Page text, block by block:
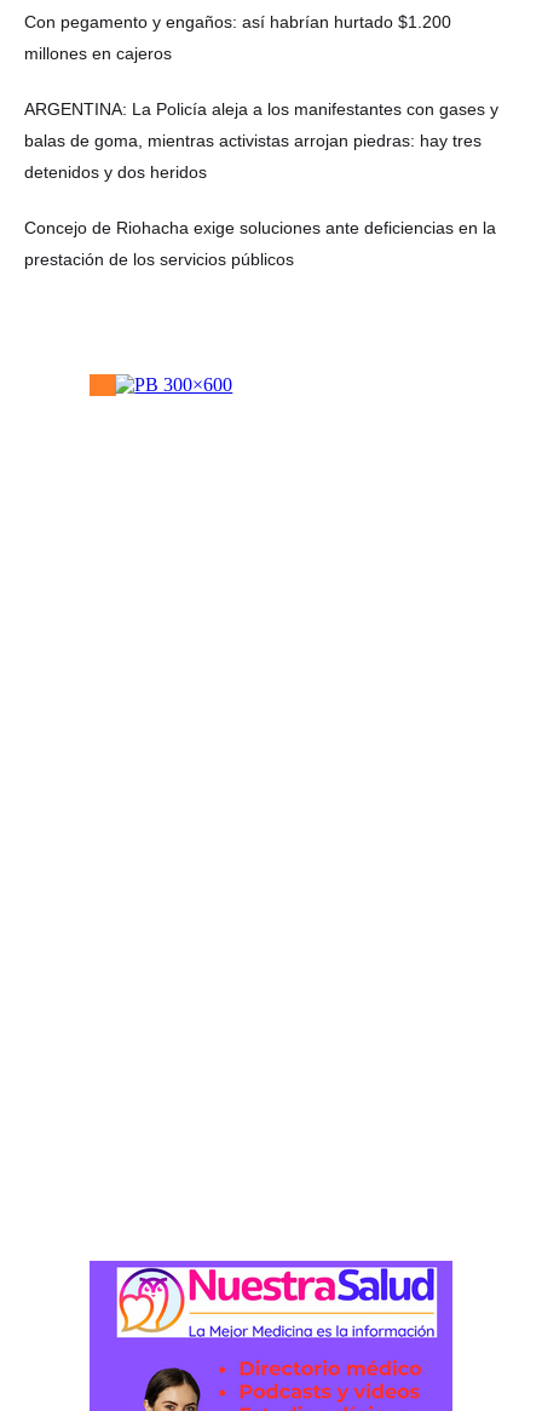
Con pegamento y engaños: así habrían hurtado $1.200
millones en cajeros
ARGENTINA: La Policía aleja a los manifestantes con gases y
balas de goma, mientras activistas arrojan piedras: hay tres
detenidos y dos heridos
Concejo de Riohacha exige soluciones ante deficiencias en la
prestación de los servicios públicos